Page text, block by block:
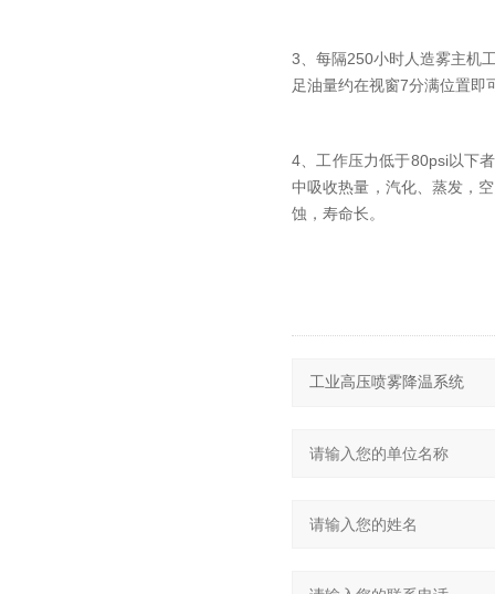
3、每隔250小时人造雾主机
足油量约在视窗7分满位置即
4、工作压力低于80psi以下
中吸收热量，汽化、蒸发，
蚀，寿命长。